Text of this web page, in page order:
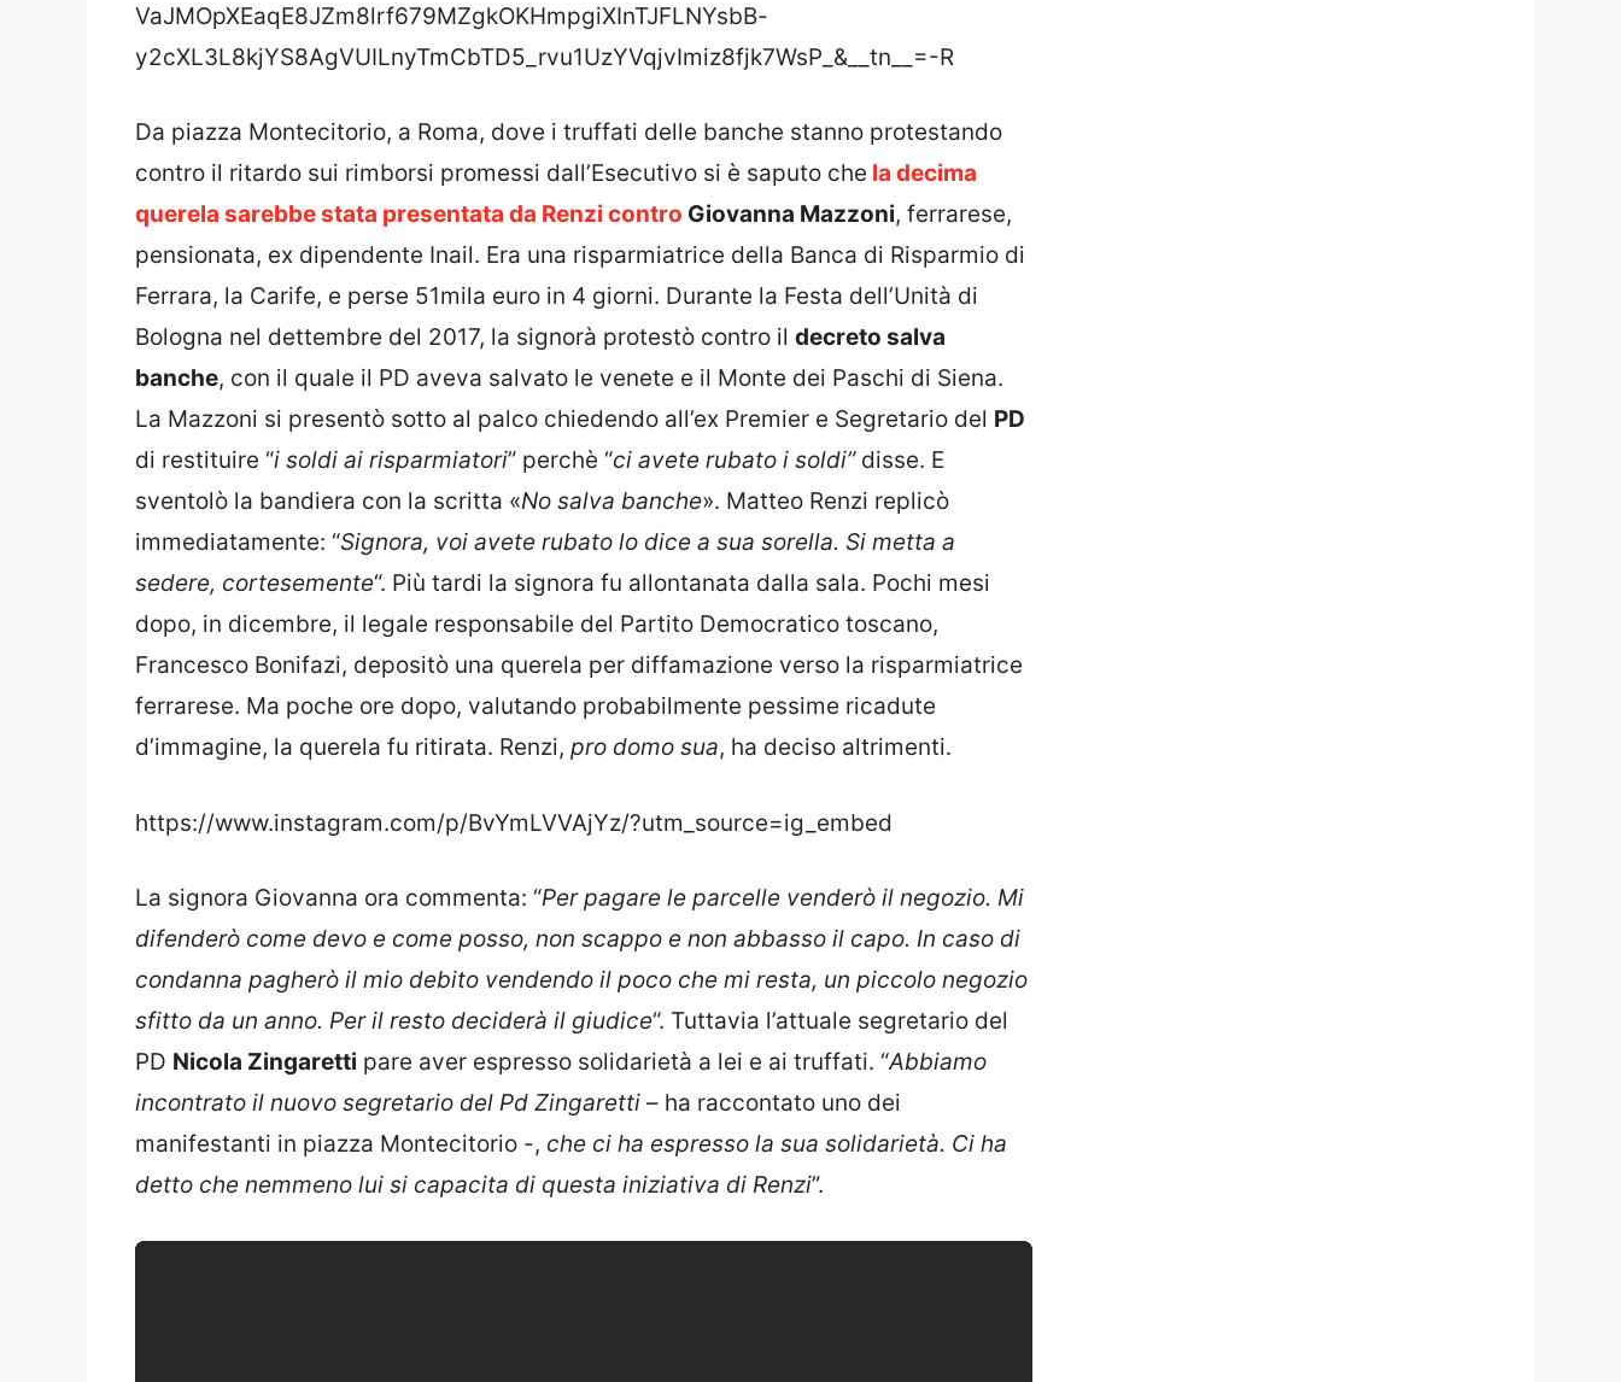
VaJMOpXEaqE8JZm8lrf679MZgkOKHmpgiXInTJFLNYsbB-
y2cXL3L8kjYS8AgVUILnyTmCbTD5_rvu1UzYVqjvImiz8fjk7WsP_&__tn__=-R
Da piazza Montecitorio, a Roma, dove i truffati delle banche stanno protestando
contro il ritardo sui rimborsi promessi dall’Esecutivo si è saputo che la decima
querela sarebbe stata presentata da Renzi contro Giovanna Mazzoni, ferrarese,
pensionata, ex dipendente Inail. Era una risparmiatrice della Banca di Risparmio di
Ferrara, la Carife, e perse 51mila euro in 4 giorni. Durante la Festa dell’Unità di
Bologna nel dettembre del 2017, la signorà protestò contro il decreto salva
banche, con il quale il PD aveva salvato le venete e il Monte dei Paschi di Siena.
La Mazzoni si presentò sotto al palco chiedendo all’ex Premier e Segretario del PD
di restituire “i soldi ai risparmiatori” perchè “ci avete rubato i soldi”disse. E
sventolò la bandiera con la scritta «No salva banche». Matteo Renzi replicò
immediatamente: “Signora, voi avete rubato lo dice a sua sorella. Si metta a
sedere, cortesemente“. Più tardi la signora fu allontanata dalla sala. Pochi mesi
dopo, in dicembre, il legale responsabile del Partito Democratico toscano,
Francesco Bonifazi, depositò una querela per diffamazione verso la risparmiatrice
ferrarese. Ma poche ore dopo, valutando probabilmente pessime ricadute
d’immagine, la querela fu ritirata. Renzi, pro domo sua, ha deciso altrimenti.
https://www.instagram.com/p/BvYmLVVAjYz/?utm_source=ig_embed
La signora Giovanna ora commenta: “Per pagare le parcelle venderò il negozio. Mi
difenderò come devo e come posso, non scappo e non abbasso il capo. In caso di
condanna pagherò il mio debito vendendo il poco che mi resta, un piccolo negozio
sfitto da un anno. Per il resto deciderà il giudice“. Tuttavia l’attuale segretario del
PD Nicola Zingaretti pare aver espresso solidarietà a lei e ai truffati. “Abbiamo
incontrato il nuovo segretario del Pd Zingaretti – ha raccontato uno dei
manifestanti in piazza Montecitorio -, che ci ha espresso la sua solidarietà. Ci ha
detto che nemmeno lui si capacita di questa iniziativa di Renzi”.